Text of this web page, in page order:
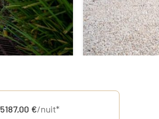
5187,00 €/nuit*